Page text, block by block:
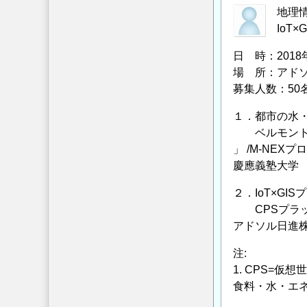
河
川
金
研
究
の
募
の
知
ら
せ
の
地理
日 時：2018
場 所：アドソ
募集人数：50
１．都市の水
ベルモント
」 /M-NEXプ
慶應義塾大学
２．IoT×GIS
CPSプラッ
アドソル日進
注:
1. CPS=仮想
食料・水・エ